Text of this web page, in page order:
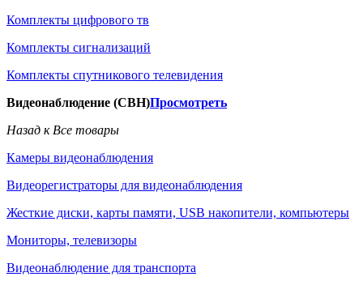
Комплекты цифрового тв
Комплекты сигнализаций
Комплекты спутникового телевидения
Видеонаблюдение (СВН)Просмотреть
Назад к Все товары
Камеры видеонаблюдения
Видеорегистраторы для видеонаблюдения
Жесткие диски, карты памяти, USB накопители, компьютеры
Мониторы, телевизоры
Видеонаблюдение для транспорта